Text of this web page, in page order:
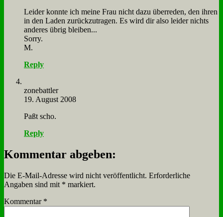
Lei­der konn­te ich mei­ne Frau nicht da­zu über­re­den, den ih­ren
in den La­den zu­rück­zu­tra­gen. Es wird dir al­so lei­der nichts
an­de­res üb­rig blei­ben...
Sor­ry.
M.
Reply
zone­batt­ler
19. August 2008
Paßt scho.
Reply
Kommentar abgeben:
Die E-Mail-Adresse wird nicht veröffentlicht. Erforderliche
Angaben sind mit * markiert.
Kommentar *